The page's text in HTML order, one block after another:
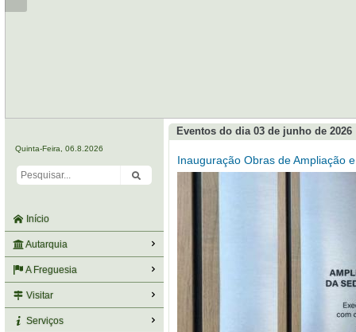
Quinta-Feira, 06.8.2026
Início
Autarquia
A Freguesia
Visitar
Serviços
Eventos do dia 03 de junho de 2026
Inauguração Obras de Ampliação